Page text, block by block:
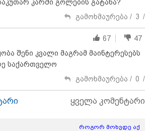
19:42 / 06-08-2026
"იმნაძემ მის მეგობრებს
ალექსანდრე გაბაშვილს და
გიორგი მალანიას უთხრა,
თითქოსდა მისი მასწავლებელი,
გიგა ავალიანი ზედმეტ
ყურადღებას იჩენდა მის
მიმართ, რითაც გაბაშვილი
წააქეზა" - პროკურატურა
19:33 / 06-08-2026
რა სასჯელი ემუქრება ნია
იმნაძეს? - პროკურატურამ მას
კარში გოლების გატანა?
გამოხმაურება / 3 /
67
47
შენი კვალი მაგრამ მაინტერესებს
საქართველო
გამოხმაურება / 0 /
ყველა კომენტარი
როგორ მოხვდე აქ